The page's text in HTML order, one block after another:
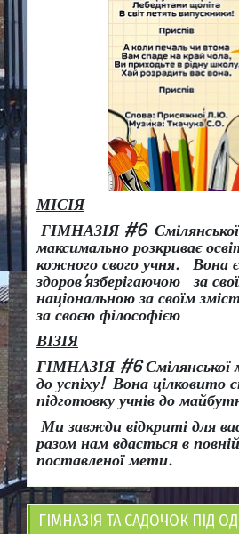
МІСІЯ
ГІМНАЗІЯ #6 Смілянської
максимально розкриває
кожного свого учня.
Вона є
здоров’язберігаючою за
національною за своїм
за своєю філософією
ВІЗІЯ
ГІМНАЗІЯ #6 Смілянської
до успіху! Вона цілковито
підготовку учнів до
Ми завжди відкриті для
разом нам вдасться в
поставленої мети.
ГІМНАЗІЯ ТА САДОЧОК ПІД